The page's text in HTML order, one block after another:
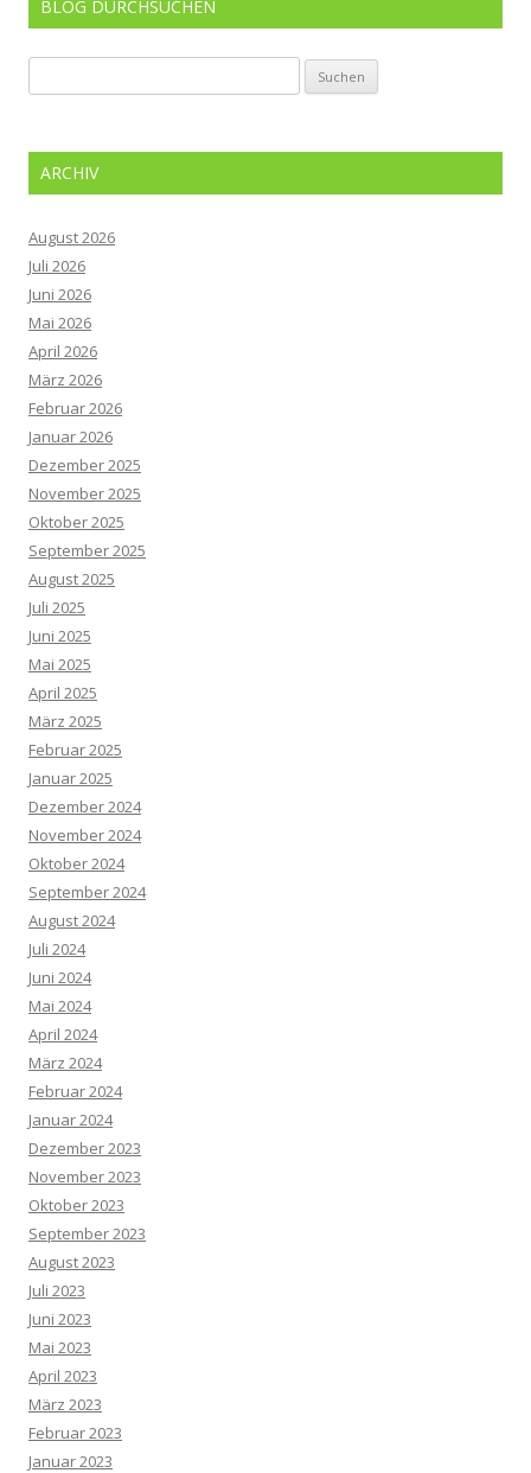
BLOG DURCHSUCHEN
nach:
ARCHIV
August 2026
Juli 2026
Juni 2026
Mai 2026
April 2026
März 2026
Februar 2026
Januar 2026
Dezember 2025
November 2025
Oktober 2025
September 2025
August 2025
Juli 2025
Juni 2025
Mai 2025
April 2025
März 2025
Februar 2025
Januar 2025
Dezember 2024
November 2024
Oktober 2024
September 2024
August 2024
Juli 2024
Juni 2024
Mai 2024
April 2024
März 2024
Februar 2024
Januar 2024
Dezember 2023
November 2023
Oktober 2023
September 2023
August 2023
Juli 2023
Juni 2023
Mai 2023
April 2023
März 2023
Februar 2023
Januar 2023